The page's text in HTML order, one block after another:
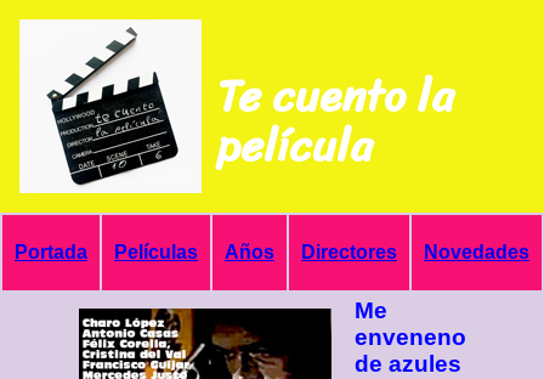
Te cuento la
película
Portada Películas Años Directores Novedades
Me
enveneno
de azules